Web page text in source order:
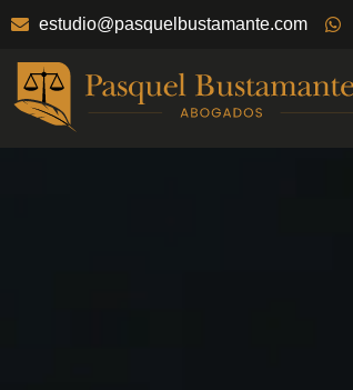
estudio@pasquelbustamante.com